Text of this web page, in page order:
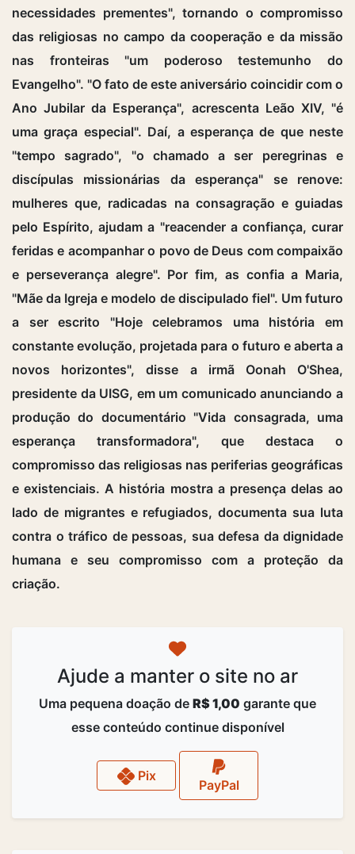
necessidades prementes", tornando o compromisso
das religiosas no campo da cooperação e da missão
nas fronteiras "um poderoso testemunho do
Evangelho". "O fato de este aniversário coincidir com o
Ano Jubilar da Esperança", acrescenta Leão XIV, "é
uma graça especial". Daí, a esperança de que neste
"tempo sagrado", "o chamado a ser peregrinas e
discípulas missionárias da esperança" se renove:
mulheres que, radicadas na consagração e guiadas
pelo Espírito, ajudam a "reacender a confiança, curar
feridas e acompanhar o povo de Deus com compaixão
e perseverança alegre". Por fim, as confia a Maria,
"Mãe da Igreja e modelo de discipulado fiel". Um futuro
a ser escrito "Hoje celebramos uma história em
constante evolução, projetada para o futuro e aberta a
novos horizontes", disse a irmã Oonah O'Shea,
presidente da UISG, em um comunicado anunciando a
produção do documentário "Vida consagrada, uma
esperança transformadora", que destaca o
compromisso das religiosas nas periferias geográficas
e existenciais. A história mostra a presença delas ao
lado de migrantes e refugiados, documenta sua luta
contra o tráfico de pessoas, sua defesa da dignidade
humana e seu compromisso com a proteção da
criação.
Ajude a manter o site no ar
Uma pequena doação de R$ 1,00 garante que
esse conteúdo continue disponível
Pix
PayPal